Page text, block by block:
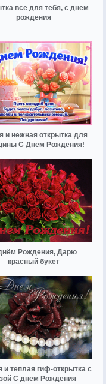
всё для тебя, с днем
рождения
и нежная открытка для
С Днем Рождения!
Рождения, Дарю
красный букет
и теплая гиф-открытка с
С днем Рождения